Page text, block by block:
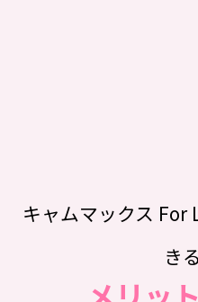
キャムマックス For
き